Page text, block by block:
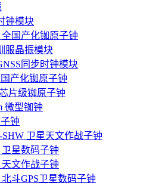
钟模块
全国产化铷原子钟
服晶振模块
同步时钟模块
产化铷原子钟
片级铷原子钟
微型铷钟
钟
SHW 卫星天文作战子钟
卫星数码子钟
天文作战子钟
北斗GPS卫星数码子钟